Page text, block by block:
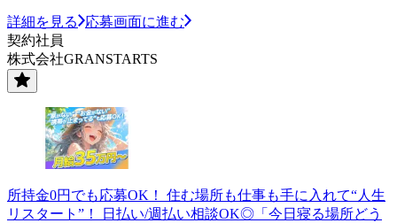
詳細を見る
応募画面に進む
契約社員
株式会社GRANSTARTS
所持金0円でも応募OK！ 住む場所も仕事も手に入れて“人生
リスタート”！ 日払い/週払い相談OK◎「今日寝る場所どう